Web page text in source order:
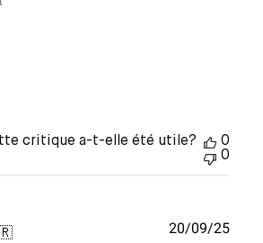
critique a-t-elle été utile?
0
0
Date
20/09/25